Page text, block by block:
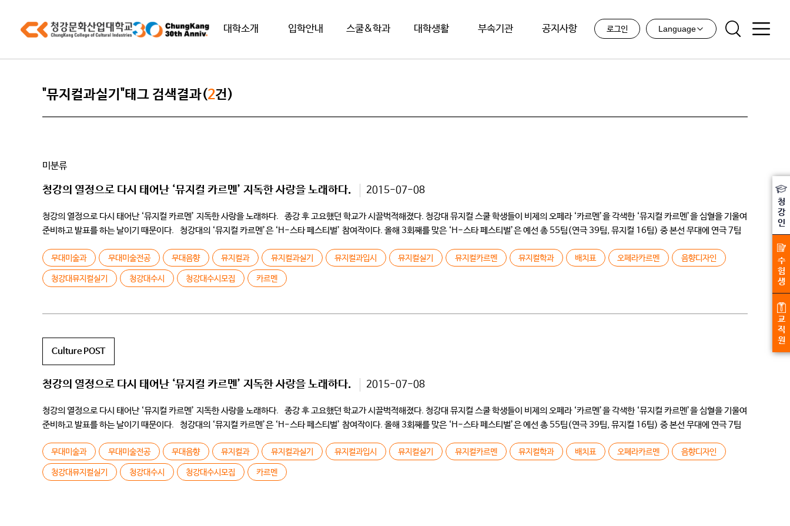
대학소개 입학안내 스쿨&학과 대학생활 부속기관 공지사항 로그인 Language
"뮤지컬과실기"태그 검색결과(2건)
미분류
청강의 열정으로 다시 태어난 ‘뮤지컬 카르멘’ 지독한 사랑을 노래하다. 2015-07-08
청강의 열정으로 다시 태어난 ‘뮤지컬 카르멘’ 지독한 사랑을 노래하다. 종강 후 고요했던 학교가 시끌벅적해졌다. 청강대 뮤지컬 스쿨 학생들이 비제의 오페라 ‘카르멘’을 각색한 ‘뮤지컬 카르멘’을 심혈을 기울여
준비하고 발표를 하는 날이기 때문이다. 청강대의 ‘뮤지컬 카르멘’은 ‘H-스타 페스티벌’ 참여작이다. 올해 3회째를 맞은 ‘H-스타 페스티벌’은 예선 총 55팀(연극 39팀, 뮤지컬 16팀) 중 본선 무대에 연극 7팀
무대미술과 무대미술전공 무대음향 뮤지컬과 뮤지컬과실기 뮤지컬과입시 뮤지컬실기 뮤지컬카르멘 뮤지컬학과 배치표 오페라카르멘 음향디자인
청강대뮤지컬실기 청강대수시 청강대수시모집 카르멘
Culture POST
청강의 열정으로 다시 태어난 ‘뮤지컬 카르멘’ 지독한 사랑을 노래하다. 2015-07-08
청강의 열정으로 다시 태어난 ‘뮤지컬 카르멘’ 지독한 사랑을 노래하다. 종강 후 고요했던 학교가 시끌벅적해졌다. 청강대 뮤지컬 스쿨 학생들이 비제의 오페라 ‘카르멘’을 각색한 ‘뮤지컬 카르멘’을 심혈을 기울여
준비하고 발표를 하는 날이기 때문이다. 청강대의 ‘뮤지컬 카르멘’은 ‘H-스타 페스티벌’ 참여작이다. 올해 3회째를 맞은 ‘H-스타 페스티벌’은 예선 총 55팀(연극 39팀, 뮤지컬 16팀) 중 본선 무대에 연극 7팀
무대미술과 무대미술전공 무대음향 뮤지컬과 뮤지컬과실기 뮤지컬과입시 뮤지컬실기 뮤지컬카르멘 뮤지컬학과 배치표 오페라카르멘 음향디자인
청강대뮤지컬실기 청강대수시 청강대수시모집 카르멘
청
강
인
수
험
생
교
직
원